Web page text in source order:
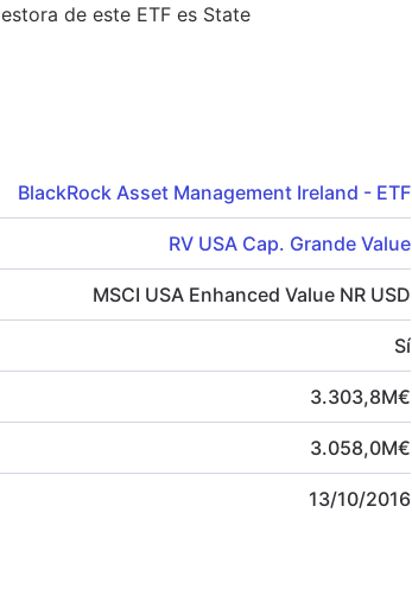
de este ETF es State
BlackRock Asset Management Ireland - ETF
RV USA Cap. Grande Value
MSCI USA Enhanced Value NR USD
Sí
3.303,8M€
3.058,0M€
13/10/2016